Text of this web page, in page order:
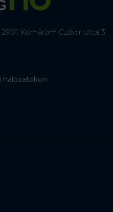
Komárom Czibor utca 3
hálózatokon